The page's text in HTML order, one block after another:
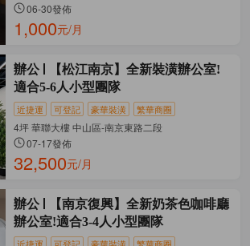
06-30發佈
1,000元/月
辦公
【松江南京】全新裝潢辦公室!
適合5-6人小型團隊
近捷運 可登記 豪華裝潢 繁華商圈
4坪 華聯大樓 中山區-南京東路二段
07-17發佈
32,500元/月
辦公
【南京復興】全新奶茶色咖啡廳
辦公室!適合3-4人小型團隊
近捷運 可登記 豪華裝潢 繁華商圈